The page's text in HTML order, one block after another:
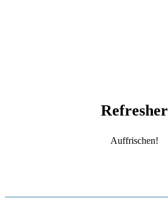
Refresher
Auffrischen!